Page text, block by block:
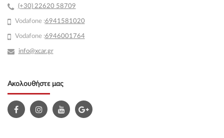
(+30) 22620 58709
Vodafone :6941581020
Vodafone :6946001764
info@xcar.gr
Ακολουθήστε μας